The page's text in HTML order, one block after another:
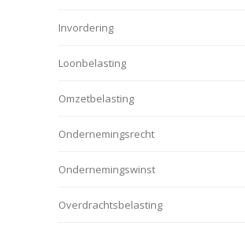
Invordering
Loonbelasting
Omzetbelasting
Ondernemingsrecht
Ondernemingswinst
Overdrachtsbelasting